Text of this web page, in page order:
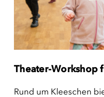
Theater-Workshop
Rund um Kleeschen